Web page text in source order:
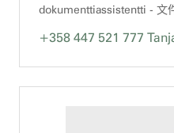
dokumenttiassistentti - 文
+358 447 521 777